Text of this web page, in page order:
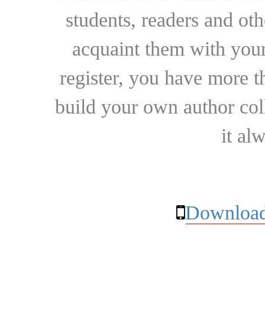
students, readers and
acquaint them with
register, you have more
build your own author
it